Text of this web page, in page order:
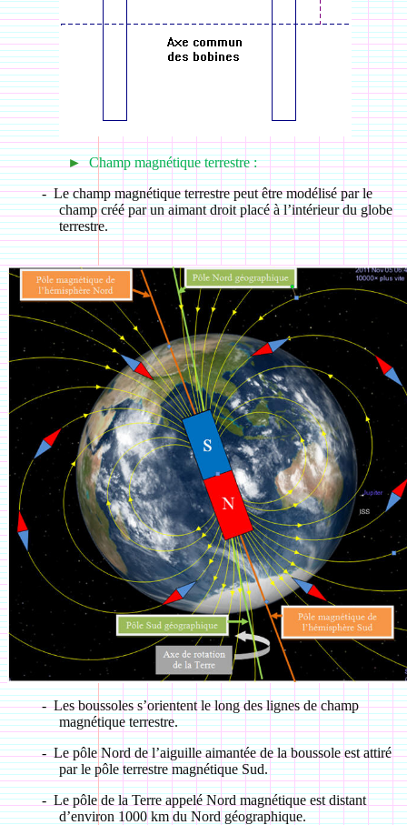
► Champ magnétique terrestre :
- Le champ magnétique terrestre peut être modélisé par le
champ créé par un aimant droit placé à l’intérieur du globe
terrestre.
- Les boussoles s’orientent le long des lignes de champ
magnétique terrestre.
- Le pôle Nord de l’aiguille aimantée de la boussole est attiré
par le pôle terrestre magnétique Sud.
- Le pôle de la Terre appelé Nord magnétique est distant
d’environ 1000 km du Nord géographique.